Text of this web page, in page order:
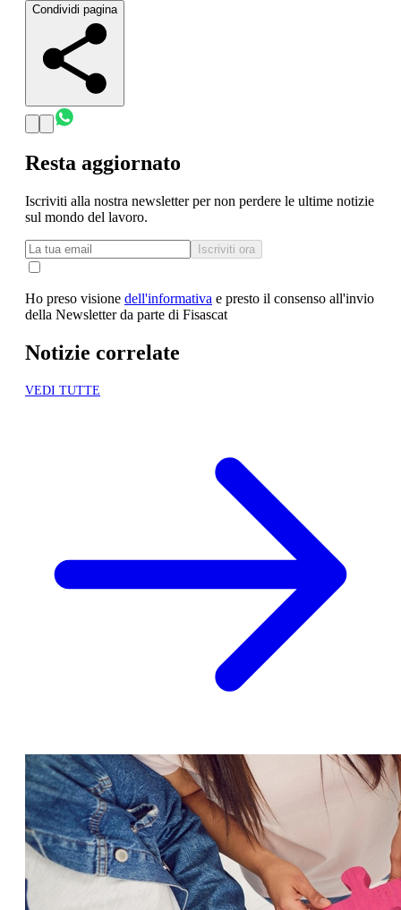
Condividi pagina
Resta aggiornato
Iscriviti alla nostra newsletter per non perdere le ultime notizie
sul mondo del lavoro.
Iscriviti ora
Ho preso visione dell'informativa e presto il consenso all'invio
della Newsletter da parte di Fisascat
Notizie correlate
VEDI TUTTE